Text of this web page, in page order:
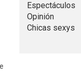
Espectáculos
Opinión
Chicas sexys